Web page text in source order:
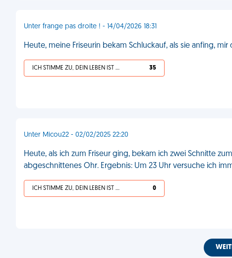
Unter frange pas droite ! - 14/04/2026 18:31
Heute, meine Friseurin bekam Schluckauf, als sie anfing,
ICH STIMME ZU, DEIN LEBEN IST SCHEISSE 35
Unter Micou22 - 02/02/2025 22:20
Heute, als ich zum Friseur ging, bekam ich zwei Schnitte
abgeschnittenes Ohr. Ergebnis: Um 23 Uhr versuche ich
ICH STIMME ZU, DEIN LEBEN IST SCHEISSE 0